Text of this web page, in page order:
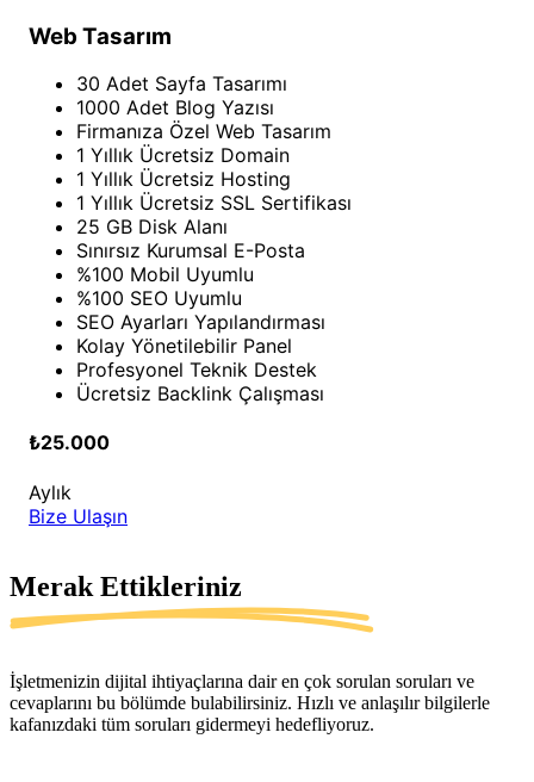
Web Tasarım
30 Adet Sayfa Tasarımı
1000 Adet Blog Yazısı
Firmanıza Özel Web Tasarım
1 Yıllık Ücretsiz Domain
1 Yıllık Ücretsiz Hosting
1 Yıllık Ücretsiz SSL Sertifikası
25 GB Disk Alanı
Sınırsız Kurumsal E-Posta
%100 Mobil Uyumlu
%100 SEO Uyumlu
SEO Ayarları Yapılandırması
Kolay Yönetilebilir Panel
Profesyonel Teknik Destek
Ücretsiz Backlink Çalışması
₺25.000
Aylık
Bize Ulaşın
Merak Ettikleriniz
İşletmenizin dijital ihtiyaçlarına dair en çok sorulan soruları ve
cevaplarını bu bölümde bulabilirsiniz. Hızlı ve anlaşılır bilgilerle
kafanızdaki tüm soruları gidermeyi hedefliyoruz.